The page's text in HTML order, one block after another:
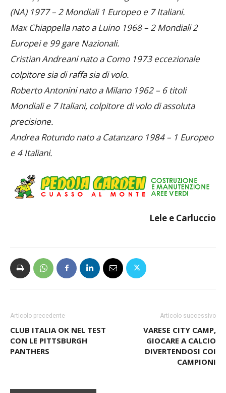
(NA) 1977 – 2 Mondiali 1 Europeo e 7 Italiani.
Max Chiappella nato a Luino 1968 – 2 Mondiali 2
Europei e 99 gare Nazionali.
Cristian Andreani nato a Como 1973 eccezionale
colpitore sia di raffa sia di volo.
Roberto Antonini nato a Milano 1962 – 6 titoli
Mondiali e 7 Italiani, colpitore di volo di assoluta
precisione.
Andrea Rotundo nato a Catanzaro 1984 – 1 Europeo
e 4 Italiani.
Lele e Carluccio
Articolo precedente
CLUB ITALIA OK NEL TEST
CON LE PITTSBURGH
PANTHERS
Articolo successivo
VARESE CITY CAMP,
GIOCARE A CALCIO
DIVERTENDOSI COI
CAMPIONI